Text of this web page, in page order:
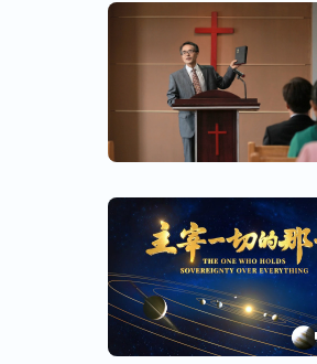
我又看到神的话说：“
波、忙碌也没法掌握
”“当你认识到这
的人生让神为你做主、
自己旧的人生观。回
明，越凭这个观点活
着撒但毒素活着的荒唐
这些呢？我该做的就是
的摆布安排，摆对自己